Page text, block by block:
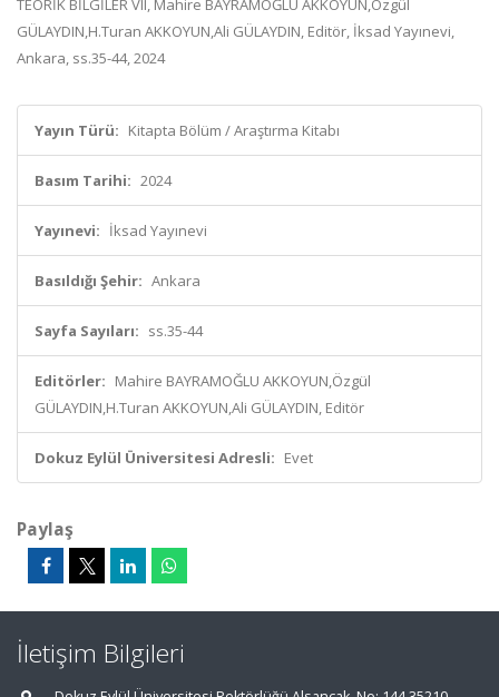
TEORİK BİLGİLER VII, Mahire BAYRAMOĞLU AKKOYUN,Özgül
GÜLAYDIN,H.Turan AKKOYUN,Ali GÜLAYDIN, Editör, İksad Yayınevi,
Ankara, ss.35-44, 2024
Yayın Türü: Kitapta Bölüm / Araştırma Kitabı
Basım Tarihi: 2024
Yayınevi: İksad Yayınevi
Basıldığı Şehir: Ankara
Sayfa Sayıları: ss.35-44
Editörler: Mahire BAYRAMOĞLU AKKOYUN,Özgül
GÜLAYDIN,H.Turan AKKOYUN,Ali GÜLAYDIN, Editör
Dokuz Eylül Üniversitesi Adresli: Evet
Paylaş
İletişim Bilgileri